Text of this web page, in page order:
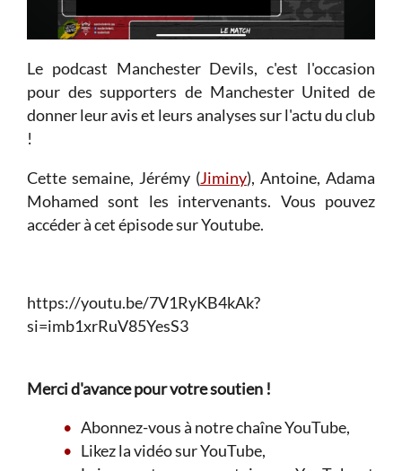
Le podcast Manchester Devils, c'est l'occasion
pour des supporters de Manchester United de
donner leur avis et leurs analyses sur l'actu du club
!
Cette semaine, Jérémy (Jiminy), Antoine, Adama
Mohamed sont les intervenants. Vous pouvez
accéder à cet épisode sur Youtube.
https://youtu.be/7V1RyKB4kAk?
si=imb1xrRuV85YesS3
Merci d'avance pour votre soutien !
Abonnez-vous à notre chaîne YouTube,
Likez la vidéo sur YouTube,